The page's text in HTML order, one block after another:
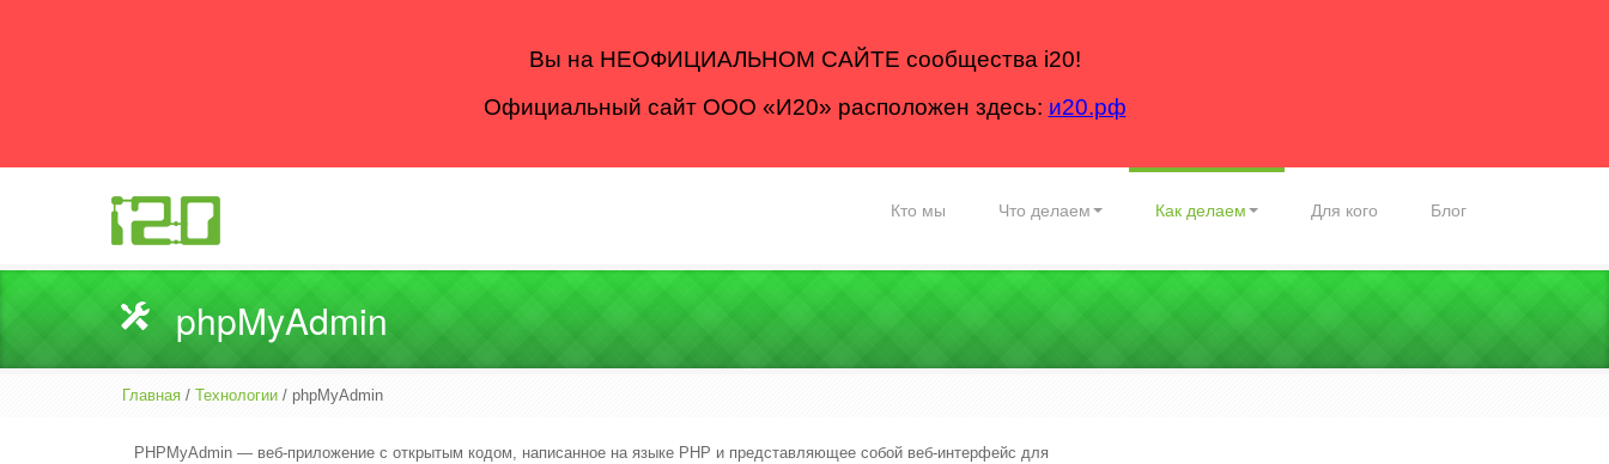
Вы на НЕОФИЦИАЛЬНОМ САЙТЕ сообщества i20!
Официальный сайт ООО «И20» расположен здесь: и20.рф
Кто мы Что делаем Как делаем Для кого Блог
phpMyAdmin
Главная / Технологии / phpMyAdmin
PHPMyAdmin — веб-приложение с открытым кодом, написанное на языке PHP и представляющее собой веб-интерфейс для